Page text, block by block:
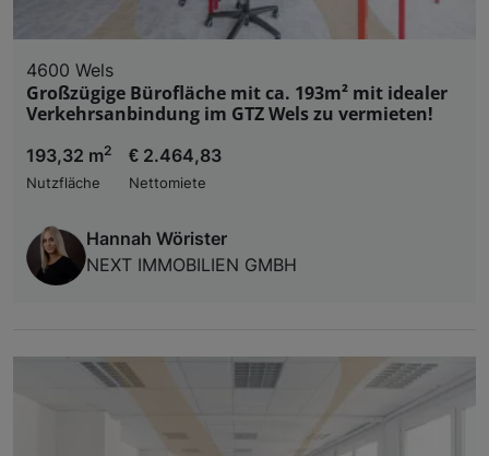
4600 Wels
Großzügige Bürofläche mit ca. 193m² mit idealer
Verkehrsanbindung im GTZ Wels zu vermieten!
193,32 m2
Nutzfläche
€ 2.464,83
Nettomiete
Hannah Wörister
NEXT IMMOBILIEN GMBH